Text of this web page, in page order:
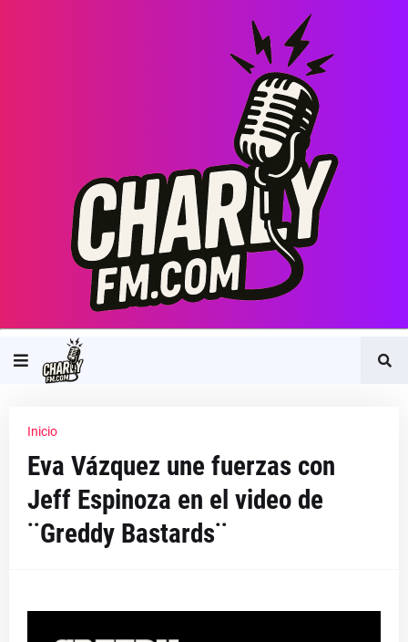
Inicio
Eva Vázquez une fuerzas con
Jeff Espinoza en el video de
¨Greddy Bastards¨